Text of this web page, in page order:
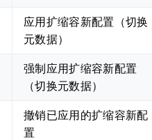
应用扩缩容新配置（切换
元数据）
强制应用扩缩容新配置
（切换元数据）
撤销已应用的扩缩容新配
置